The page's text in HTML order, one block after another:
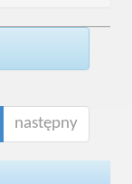
następny